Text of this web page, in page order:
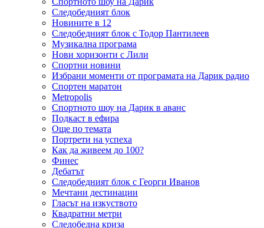
Следобедният блок
Новините в 12
Следобедният блок с Тодор Пантилеев
Музикална програма
Нови хоризонти с Лили
Спортни новини
Избрани моменти от програмата на Дарик радио
Спортен маратон
Metropolis
Спортното шоу на Дарик в аванс
Подкаст в ефира
Още по темата
Портрети на успеха
Как да живеем до 100?
Финес
Дебатът
Следобедният блок с Георги Иванов
Мечтани дестинации
Гласът на изкуството
Квадратни метри
Следобедна криза